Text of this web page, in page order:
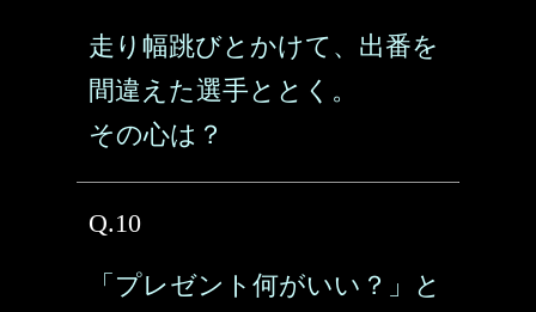
走り幅跳びとかけて、出番を
間違えた選手ととく。
その心は？
Q.10
「プレゼント何がいい？」と